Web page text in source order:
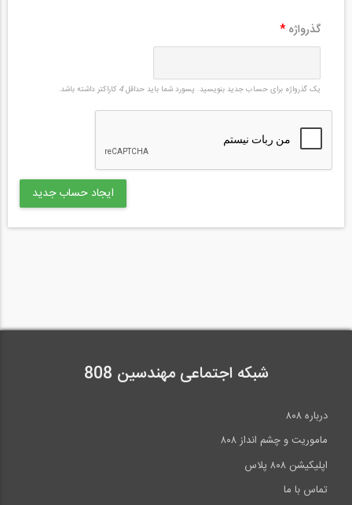
گذرواژه *
یک گذرواژه برای حساب جدید بنویسید. پسورد شما باید حداقل4 کاراکتر داشته باشد.
شبکه اجتماعی مهندسین 808
درباره ۸۰۸
ماموریت و چشم انداز ۸۰۸
اپلیکیشن ۸۰۸ پلاس
تماس با ما